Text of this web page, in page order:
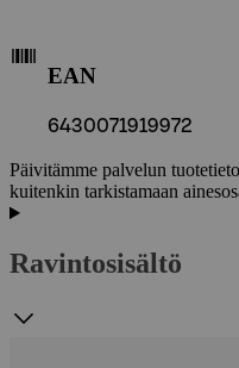
EAN
6430071919972
Päivitämme palvelun
kuitenkin tarkistamaan
Ravintosisältö